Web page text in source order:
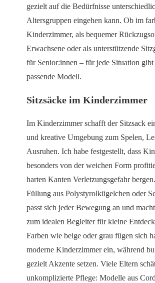
gezielt auf die Bedürfnisse
Altersgruppen eingehen kann. Ob im
Kinderzimmer, als bequemer
Erwachsene oder als unterstützende
für Senior:innen – für jede Situation gibt
passende Modell.
Sitzsäcke im Kinderzimmer
Im Kinderzimmer schafft der Sitzsack
und kreative Umgebung zum Spelen,
Ausruhen. Ich habe festgestellt, dass
besonders von der weichen Form
harten Kanten Verletzungsgefahr
Füllung aus Polystyrolkügelchen oder
passt sich jeder Bewegung an und
zum idealen Begleiter für kleine
Farben wie beige oder grau fügen sich
moderne Kinderzimmer ein, während
gezielt Akzente setzen. Viele Eltern
unkomplizierte Pflege: Modelle aus